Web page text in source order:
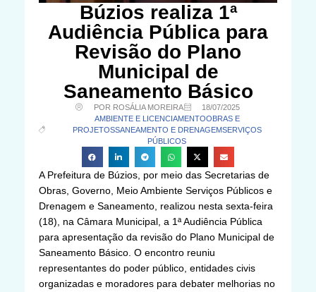
Búzios realiza 1ª
Audiência Pública para
Revisão do Plano
Municipal de
Saneamento Básico
POR ROSÁLIA MOREIRA
18/07/2025
AMBIENTE E LICENCIAMENTOOBRAS E
PROJETOSSANEAMENTO E DRENAGEMSERVIÇOS
PÚBLICOS
A Prefeitura de Búzios, por meio das Secretarias de
Obras, Governo, Meio Ambiente Serviços Públicos e
Drenagem e Saneamento, realizou nesta sexta-feira
(18), na Câmara Municipal, a 1ª Audiência Pública
para apresentação da revisão do Plano Municipal de
Saneamento Básico. O encontro reuniu
representantes do poder público, entidades civis
organizadas e moradores para debater melhorias no